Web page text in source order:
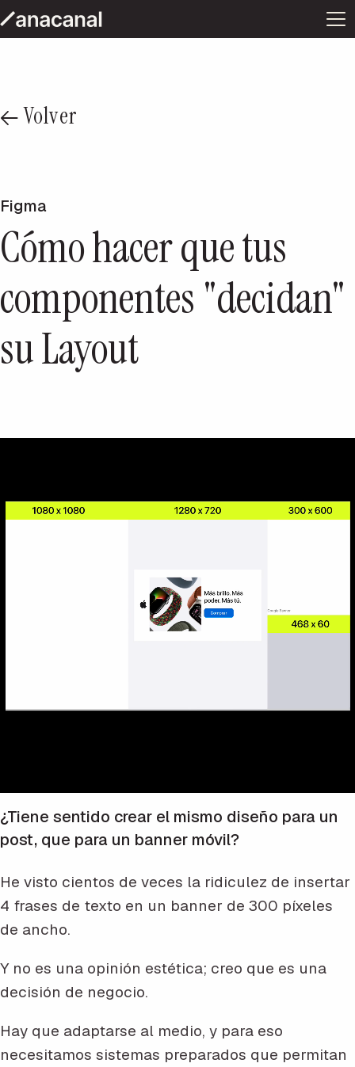
Volver
Figma
Cómo hacer que tus
componentes "decidan"
su Layout
¿Tiene sentido crear el mismo diseño para un
post, que para un banner móvil?
He visto cientos de veces la ridiculez de insertar
4 frases de texto en un banner de 300 píxeles
de ancho.
Y no es una opinión estética; creo que es una
decisión de negocio.
Hay que adaptarse al medio, y para eso
necesitamos sistemas preparados que permitan